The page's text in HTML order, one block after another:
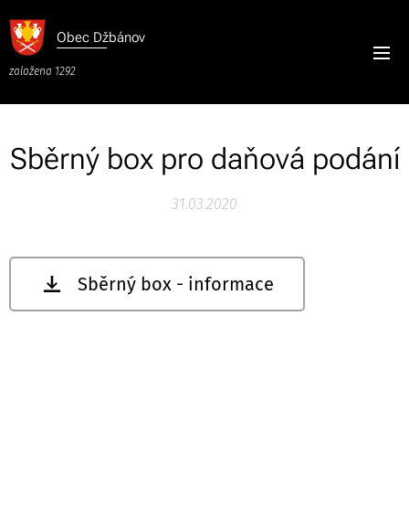
Obec Džbánov
založena 1292
Sběrný box pro daňová podání
31.03.2020
Sběrný box - informace